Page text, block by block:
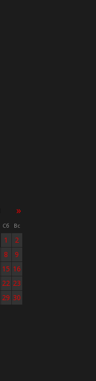
»
Сб Вс
1
2
8
9
15 16
22 23
29 30